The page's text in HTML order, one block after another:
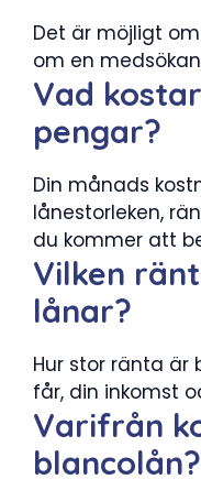
Det är möjligt
om en
Vad
pengar?
Din månads
lånestorleken,
du kommer att
Vilken
lånar?
Hur stor ränta är
får, din inkomst
Varifrån
blancolån?